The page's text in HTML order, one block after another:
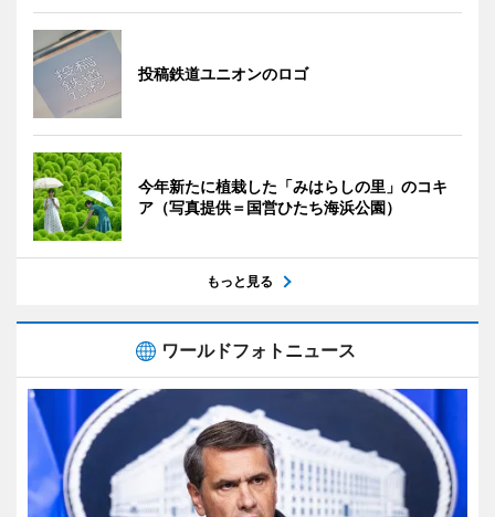
投稿鉄道ユニオンのロゴ
今年新たに植栽した「みはらしの里」のコキ
ア（写真提供＝国営ひたち海浜公園）
もっと見る
ワールドフォトニュース